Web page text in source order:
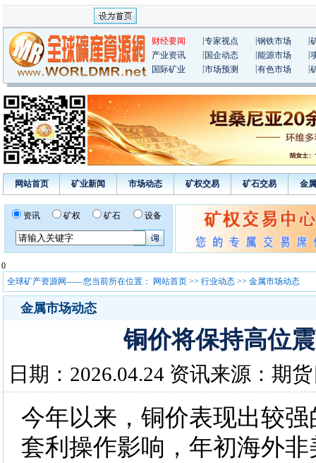
财经要闻 专家视点 钢铁市场
产业资讯
国企动态 能源市场
国际矿业
市场预测 有色市场
网站首页 矿业新闻 市场动态 矿权交易 矿石交易 金
资讯 矿权 矿石 设备
0
全球矿产资源网——您当前所在位置：
网站首页 >> 行业动态 >> 金属市场动态
金属市场动态
铜价将保持高位
日期：2026.04.24 资讯来源：期
今年以来，铜价表现出较
套利操作影响，年初海外